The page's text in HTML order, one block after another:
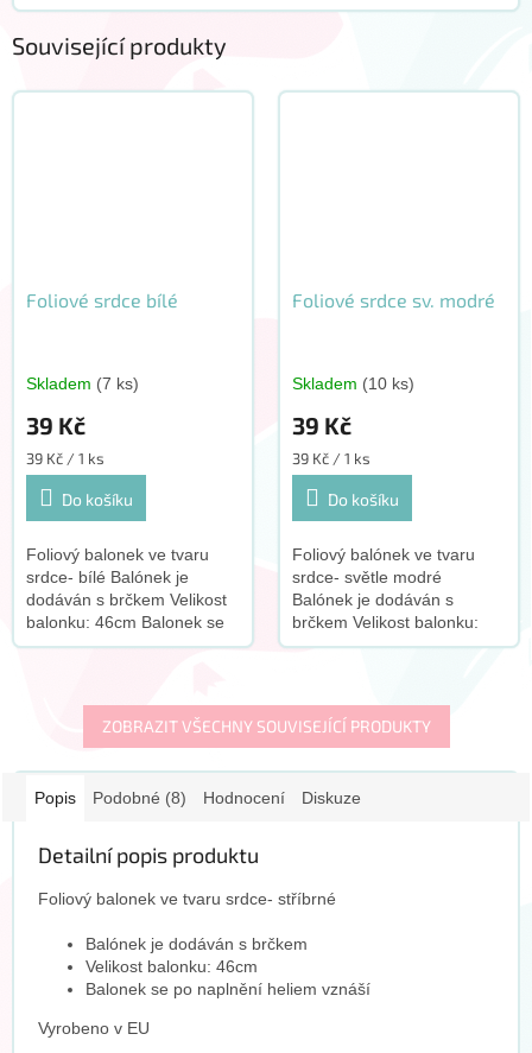
Související produkty
Foliové srdce bílé
Skladem (7 ks)
39 Kč
Měrná
cena:
39 Kč / 1 ks
Do košíku
Foliový balonek ve tvaru
srdce- bílé Balónek je
dodáván s brčkem Velikost
balonku: 46cm Balonek se
po naplnění heliem vznáší S
Foliové srdce sv. modré
Skladem (10 ks)
39 Kč
Měrná
cena:
39 Kč / 1 ks
Do košíku
Foliový balónek ve tvaru
srdce- světle modré
Balónek je dodáván s
brčkem Velikost balonku:
46cm Vyrobeno v EU S
ZOBRAZIT VŠECHNY SOUVISEJÍCÍ PRODUKTY
Popis Podobné (8) Hodnocení Diskuze
Detailní popis produktu
Foliový balonek ve tvaru srdce- stříbrné
Balónek je dodáván s brčkem
Velikost balonku: 46cm
Balonek se po naplnění heliem vznáší
Vyrobeno v EU